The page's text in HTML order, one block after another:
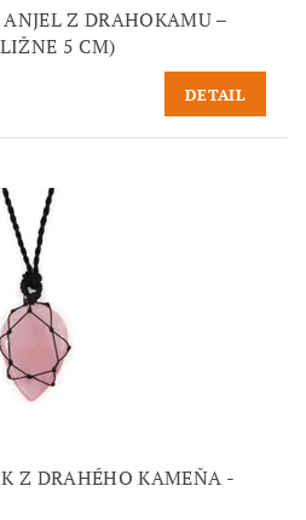
Z DRAHOKAMU –
5 CM)
DETAIL
Z DRAHÉHO KAMEŇA -